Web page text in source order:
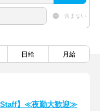
含まない
日給 月給
Staff】≪夜勤大歓迎≫